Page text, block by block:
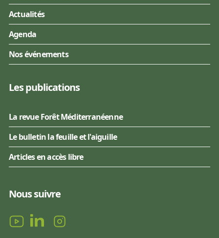
Actualités
Agenda
Nos événements
Les publications
La revue Forêt Méditerranéenne
Le bulletin la feuille et l'aiguille
Articles en accès libre
Nous suivre